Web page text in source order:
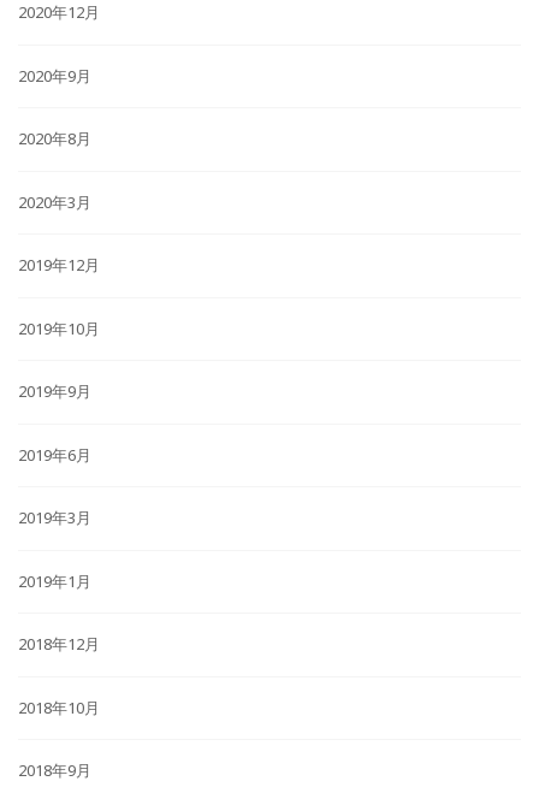
2020年12月
2020年9月
2020年8月
2020年3月
2019年12月
2019年10月
2019年9月
2019年6月
2019年3月
2019年1月
2018年12月
2018年10月
2018年9月